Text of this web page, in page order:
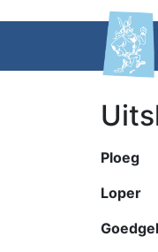
Ploeg
Loper